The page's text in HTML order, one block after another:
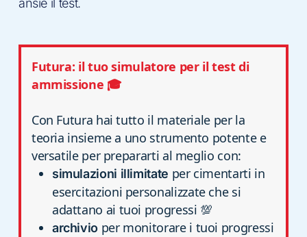
ansie il test.
Futura: il tuo simulatore per il test di
ammissione 🎓
Con Futura hai tutto il materiale per la
teoria insieme a uno strumento potente e
versatile per prepararti al meglio con:
simulazioni illimitate per cimentarti in
esercitazioni personalizzate che si
adattano ai tuoi progressi 💯
archivio per monitorare i tuoi progressi